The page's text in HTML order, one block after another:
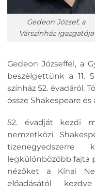
Gedeon József, a
Várszínház igazgatója
Gedeon Józseffel, a
beszélgettünk a 11.
színház 52. évadáról.
össze Shakespeare
52. évadját kezdi
nemzetközi
tizenegyedszerre
legkülönbözőbb fajta
nézőket a Kínai
előadásától